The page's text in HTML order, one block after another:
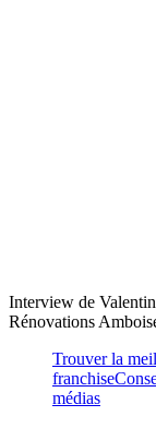
Interview de
Rénovations
Trouver la
franchise
médias